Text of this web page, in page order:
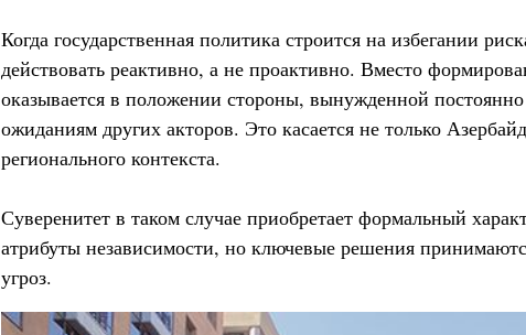
Когда государственная политика строится на избегании
действовать реактивно, а не проактивно. Вместо
оказывается в положении стороны, вынужденной
ожиданиям других акторов. Это касается не только
регионального контекста.
Суверенитет в таком случае приобретает формальный
атрибуты независимости, но ключевые решения
угроз.